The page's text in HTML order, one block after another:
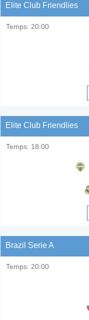
Elite Club Friendlies
Temps: 20:00
Elite Club Friendlies
Temps: 18:00
Brazil Serie A
Temps: 20:00